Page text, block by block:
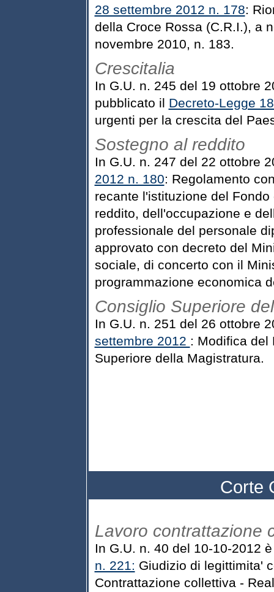
28 settembre 2012 n. 178:
della Croce Rossa (C.R.I.), a
novembre 2010, n. 183.
Crescitalia
In G.U. n. 245 del 19 ottobre
pubblicato il Decreto-Legge
urgenti per la crescita del
Sostegno al reddito
In G.U. n. 247 del 22 ottobre
2012 n. 180: Regolamento
recante l'istituzione del
reddito, dell'occupazione e
professionale del personale
approvato con decreto del
sociale, di concerto con il
programmazione economica
Consiglio Superiore
In G.U. n. 251 del 26 ottobre
settembre 2012 : Modifica del
Superiore della Magistratura.
Corte
Lavoro contrattazione
In G.U. n. 40 del 10-10-2012
n. 221: Giudizio di legittimita'
Contrattazione collettiva -